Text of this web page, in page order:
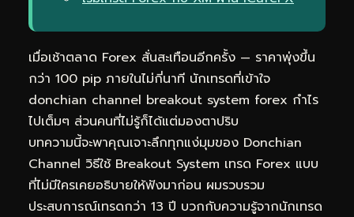
เมื่อเช้าตลาด Forex สั่นสะเทือนอีกครั้ง — ราคาพุ่งขึ้น
กว่า 100 pip ภายในไม่กี่นาที นักเทรดที่เข้าใจ
donchian channel breakout system forex กำไร
ไปเต็มๆ ส่วนคนที่ไม่รู้ก็ได้แต่มองตาปริบ
บทความนี้จะพาคุณเจาะลึกทุกแง่มุมของ Donchian
Channel วิธีใช้ Breakout System เทรด Forex แบบ
ที่ไม่มีใครเคยอธิบายให้ฟังมาก่อน ผมรวบรวม
ประสบการณ์เทรดกว่า 13 ปี บวกกับความรู้จากนักเทรด